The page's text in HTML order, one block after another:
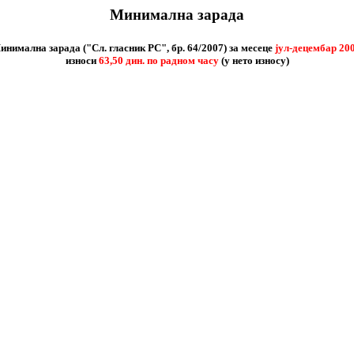
Минимална зарада
зарада ("Сл. гласник РС", бр. 64/2007) за месеце јул-децембар
износи63,50 дин. по радном часу (у нето износу)